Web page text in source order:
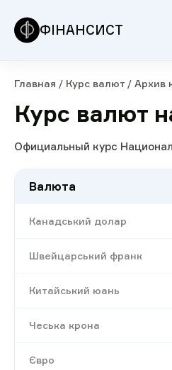
ФІНАНСИСТ
Главная / Курс валют / Архив
Курс валют
Официальный курс
Валюта
Канадський долар
Швейцарський франк
Китайський юань
Чеська крона
Євро